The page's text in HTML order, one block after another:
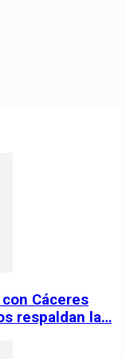
Cáceres
respaldan la…